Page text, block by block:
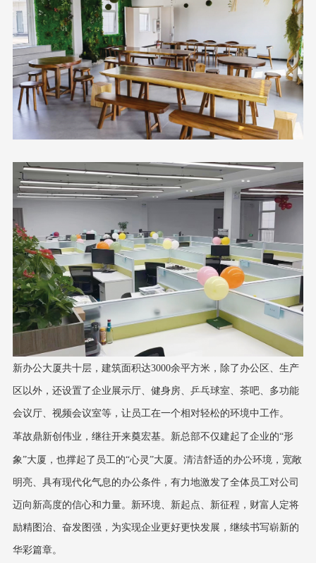
新办公大厦共十层，建筑面积达3000余平方米，除了办公区 生产
区 以外，还设置了企业 展示厅、健身房、乒乓球室、茶吧、多功能
会议厅、视频会议室等，让员工在一个相对轻松的环境中工作。
革故鼎新创伟业，继往开来奠宏基。新总部不仅建起了企业的“形
象”大厦，也撑起了员工的“心灵”大厦。清洁舒适的办公环境，宽敞
明亮、具有现代化气息的办公条件，有力地激发了全体员工对公司
迈向新高度的信心和力量。新环境、新起点、新征程，财富人定将
励精图治、奋发图强，为实现企业更好更快发展，继续书写崭新的
华彩篇章。